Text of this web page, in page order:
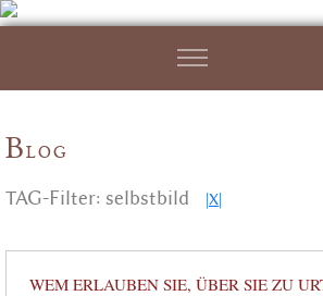
BLOG
TAG-Filter: selbstbild |X|
WEM ERLAUBEN SIE, ÜBER SIE ZU